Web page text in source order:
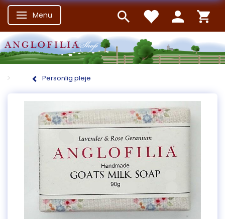
Skifte navigation
Menu
Personlig pleje